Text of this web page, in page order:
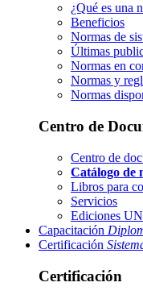
¿Qué es una
Beneficios
Normas de
Últimas
Normas en
Normas y
Normas
Centro de
Centro de
Catálogo de
Libros para
Servicios
Ediciones
Capacitación
Certificación
Certificación